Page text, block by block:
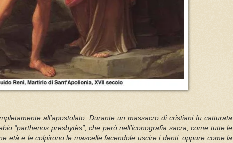
all’apostolato. Durante un massacro di cristiani fu catturata
“parthenos presbytès”, che però nell’iconografia sacra, come tutte le
età e le colpirono le mascelle facendole uscire i denti, oppure come la